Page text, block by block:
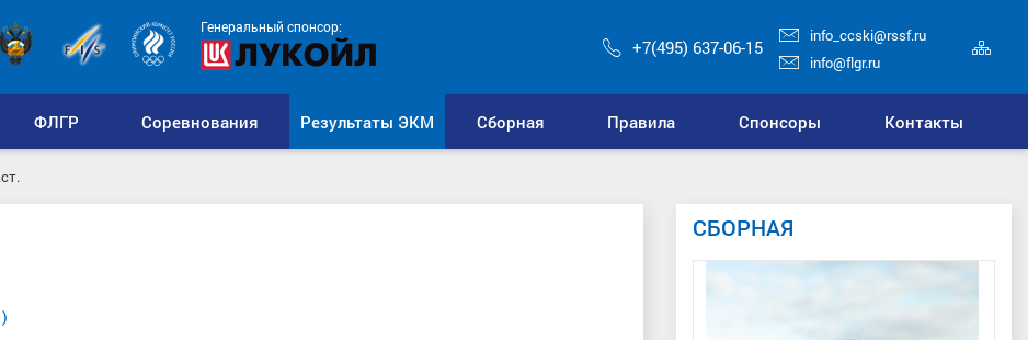
Генеральный спонсор:
+7(495) 637-06-15
info_ccski@rssf.ru
info@flgr.ru
ФЛГР Соревнования Результаты ЭКМ Сборная Правила Спонсоры Контакты
СБОРНАЯ